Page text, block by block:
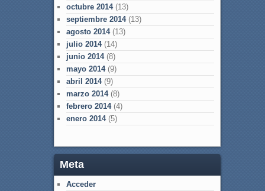
octubre 2014(13)
septiembre 2014(13)
agosto 2014(13)
julio 2014(14)
junio 2014(8)
mayo 2014(9)
abril 2014(9)
marzo 2014(8)
febrero 2014(4)
enero 2014(5)
Meta
Acceder